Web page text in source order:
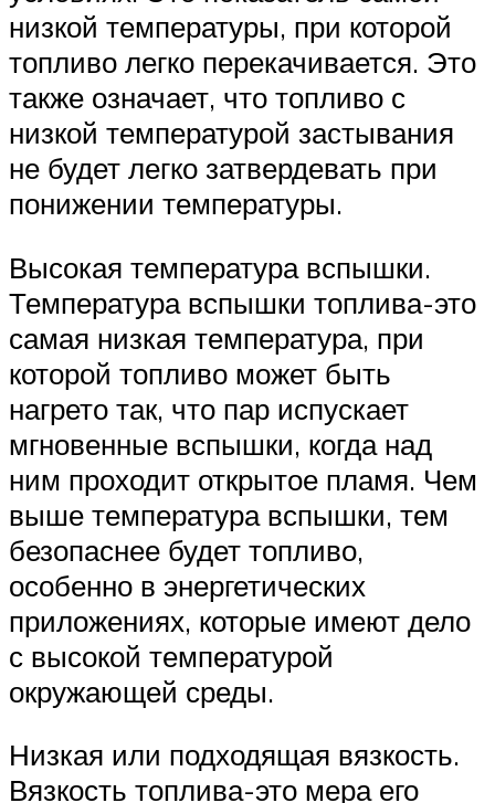
низкой температуры, при которой
топливо легко перекачивается. Это
также означает, что топливо с
низкой температурой застывания
не будет легко затвердевать при
понижении температуры.
Высокая температура вспышки.
Температура вспышки топлива-это
самая низкая температура, при
которой топливо может быть
нагрето так, что пар испускает
мгновенные вспышки, когда над
ним проходит открытое пламя. Чем
выше температура вспышки, тем
безопаснее будет топливо,
особенно в энергетических
приложениях, которые имеют дело
с высокой температурой
окружающей среды.
Низкая или подходящая вязкость.
Вязкость топлива-это мера его